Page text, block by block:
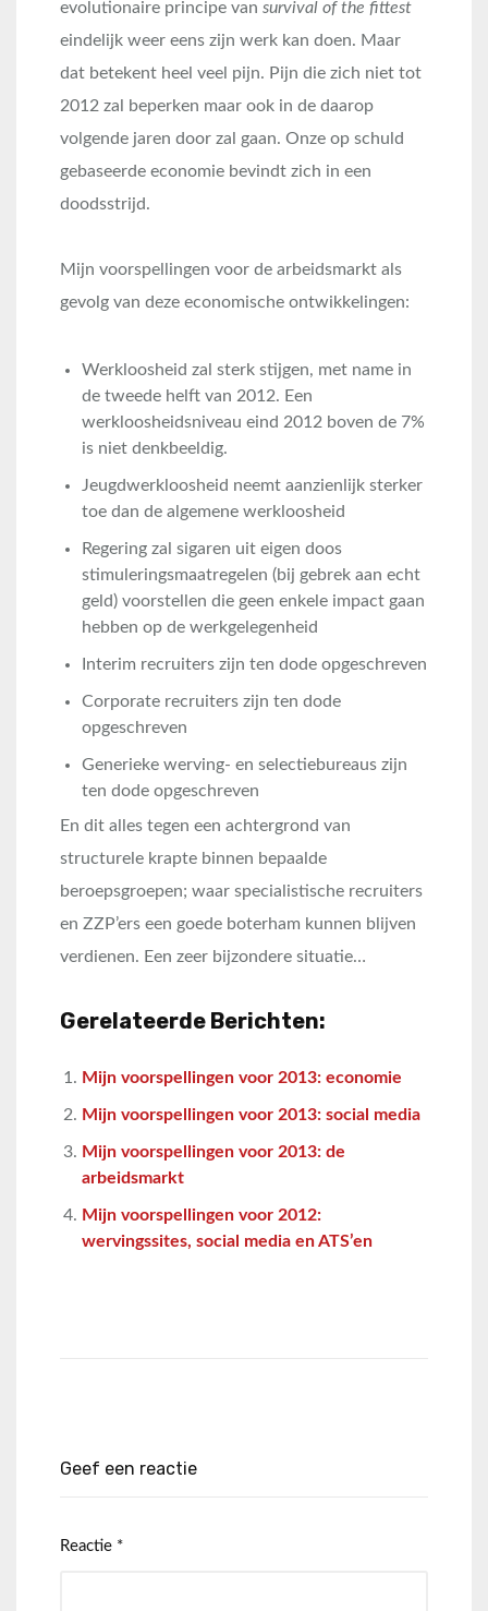
evolutionaire principe van survival of the fittest
eindelijk weer eens zijn werk kan doen. Maar
dat betekent heel veel pijn. Pijn die zich niet tot
2012 zal beperken maar ook in de daarop
volgende jaren door zal gaan. Onze op schuld
gebaseerde economie bevindt zich in een
doodsstrijd.
Mijn voorspellingen voor de arbeidsmarkt als
gevolg van deze economische ontwikkelingen:
Werkloosheid zal sterk stijgen, met name in
de tweede helft van 2012. Een
werkloosheidsniveau eind 2012 boven de 7%
is niet denkbeeldig.
Jeugdwerkloosheid neemt aanzienlijk sterker
toe dan de algemene werkloosheid
Regering zal sigaren uit eigen doos
stimuleringsmaatregelen (bij gebrek aan echt
geld) voorstellen die geen enkele impact gaan
hebben op de werkgelegenheid
Interim recruiters zijn ten dode opgeschreven
Corporate recruiters zijn ten dode
opgeschreven
Generieke werving- en selectiebureaus zijn
ten dode opgeschreven
En dit alles tegen een achtergrond van
structurele krapte binnen bepaalde
beroepsgroepen; waar specialistische recruiters
en ZZP’ers een goede boterham kunnen blijven
verdienen. Een zeer bijzondere situatie…
Gerelateerde Berichten:
Mijn voorspellingen voor 2013: economie
Mijn voorspellingen voor 2013: social media
Mijn voorspellingen voor 2013: de
arbeidsmarkt
Mijn voorspellingen voor 2012:
wervingssites, social media en ATS’en
Geef een reactie
Reactie *